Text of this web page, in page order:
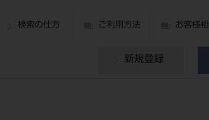
検索の仕方 ご利用方法 お客様
新規登録